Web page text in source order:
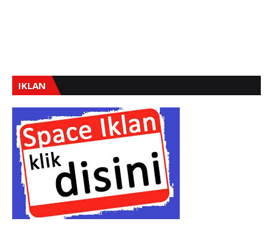
IKLAN